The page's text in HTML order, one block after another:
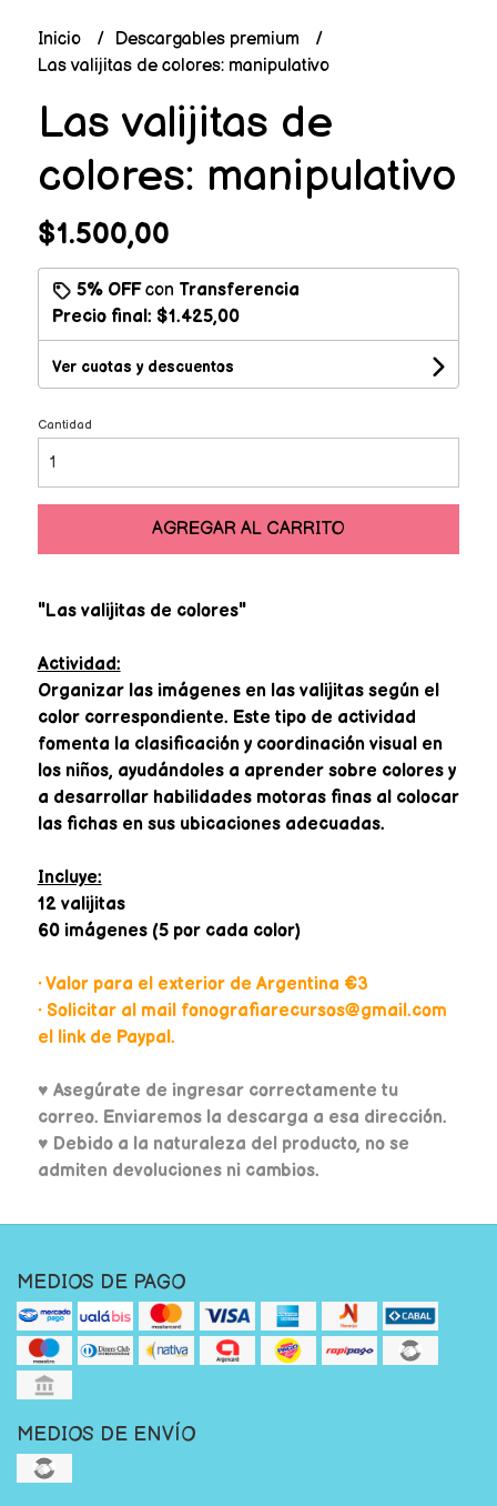
Inicio
Descargables premium
Las valijitas de colores: manipulativo
Las valijitas de
colores: manipulativo
$1.500,00
5% OFFcon Transferencia
Precio final: $1.425,00
Ver cuotas y descuentos
Cantidad
AGREGAR AL CARRITO
"Las valijitas de colores"
Actividad:
Organizar las imágenes en las valijitas según el
color correspondiente. Este tipo de actividad
fomenta la clasificación y coordinación visual en
los niños, ayudándoles a aprender sobre colores y
a desarrollar habilidades motoras finas al colocar
las fichas en sus ubicaciones adecuadas.
Incluye:
12 valijitas
60 imágenes (5 por cada color)
• Valor para el exterior de Argentina €3
• Solicitar al mail fonografiarecursos@gmail.com
el link de Paypal.
♥ Asegúrate de ingresar correctamente tu
correo. Enviaremos la descarga a esa dirección.
♥ Debido a la naturaleza del producto, no se
admiten devoluciones ni cambios.
MEDIOS DE PAGO
MEDIOS DE ENVÍO